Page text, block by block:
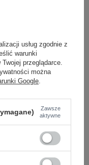
-
CENĘ
usług zgodnie z
warunki
przeglądarce.
można
Google.
Zawsze
aktywne